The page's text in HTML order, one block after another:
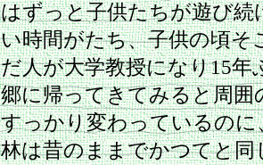
はずっと子供たちが遊び続
い時間がたち、子供の頃そ
だ人が大学教授になり15年
郷に帰ってきてみると周囲
すっかり変わっているのに
林は昔のままでかつてと同